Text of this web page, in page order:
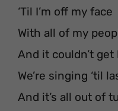
‘Til I’m off my face
With all of my
And it couldn’t
We’re singing ‘til
And it’s all out of